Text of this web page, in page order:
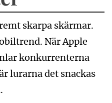
skarpa skärmar.
När Apple
konkurrenterna
lurarna det snackas